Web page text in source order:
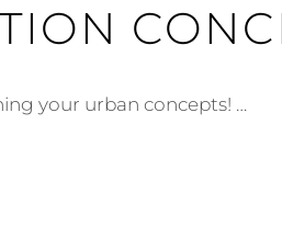
your urban concepts! …